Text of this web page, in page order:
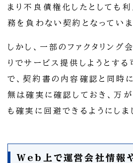
まり不良債権化したとしても
務を負わない契約となっていま
しかし、一部のファクタリング
りでサービス提供しようとす
で、契約書の内容確認と同時
無は確実に確認しておき、万
も確実に回避できるようにしま
Web上で運営会社情報